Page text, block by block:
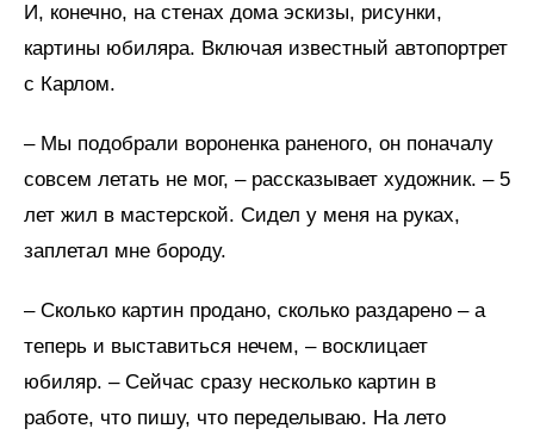
И, конечно, на стенах дома эскизы, рисунки,
картины юбиляра. Включая известный автопортрет
с Карлом.
– Мы подобрали вороненка раненого, он поначалу
совсем летать не мог, – рассказывает художник. – 5
лет жил в мастерской. Сидел у меня на руках,
заплетал мне бороду.
– Сколько картин продано, сколько раздарено – а
теперь и выставиться нечем, – восклицает
юбиляр. – Сейчас сразу несколько картин в
работе, что пишу, что переделываю. На лето